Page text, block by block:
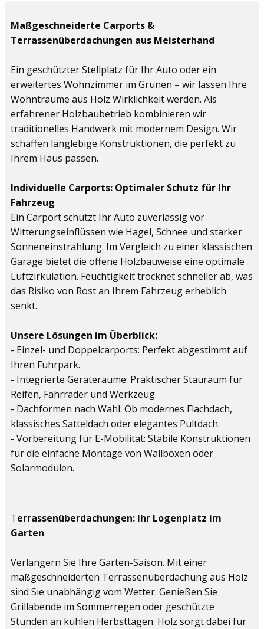
Maßgeschneiderte Carports &
Terrassenüberdachungen aus Meisterhand
Ein geschützter Stellplatz für Ihr Auto oder ein
erweitertes Wohnzimmer im Grünen – wir lassen Ihre
Wohnträume aus Holz Wirklichkeit werden. Als
erfahrener Holzbaubetrieb kombinieren wir
traditionelles Handwerk mit modernem Design. Wir
schaffen langlebige Konstruktionen, die perfekt zu
Ihrem Haus passen.
Individuelle Carports: Optimaler Schutz für Ihr
Fahrzeug
Ein Carport schützt Ihr Auto zuverlässig vor
Witterungseinflüssen wie Hagel, Schnee und starker
Sonneneinstrahlung. Im Vergleich zu einer klassischen
Garage bietet die offene Holzbauweise eine optimale
Luftzirkulation. Feuchtigkeit trocknet schneller ab, was
das Risiko von Rost an Ihrem Fahrzeug erheblich
senkt.
Unsere Lösungen im Überblick:
- Einzel- und Doppelcarports: Perfekt abgestimmt auf
Ihren Fuhrpark.
- Integrierte Geräteräume: Praktischer Stauraum für
Reifen, Fahrräder und Werkzeug.
- Dachformen nach Wahl: Ob modernes Flachdach,
klassisches Satteldach oder elegantes Pultdach.
- Vorbereitung für E-Mobilität: Stabile Konstruktionen
für die einfache Montage von Wallboxen oder
Solarmodulen.
Terrassenüberdachungen: Ihr Logenplatz im
Garten
Verlängern Sie Ihre Garten-Saison. Mit einer
maßgeschneiderten Terrassenüberdachung aus Holz
sind Sie unabhängig vom Wetter. Genießen Sie
Grillabende im Sommerregen oder geschützte
Stunden an kühlen Herbsttagen. Holz sorgt dabei für